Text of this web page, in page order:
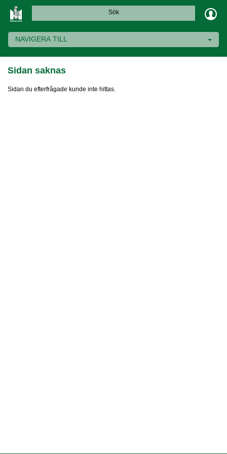
Sök
NAVIGERA TILL
Sidan saknas
Sidan du efterfrågade kunde inte hittas.